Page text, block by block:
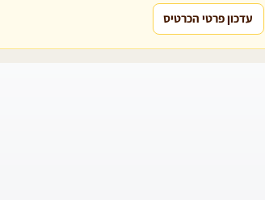
עדכון פרטי הכרטיס